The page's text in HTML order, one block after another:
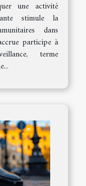
une activité
stimule la
dans
participe à
terme